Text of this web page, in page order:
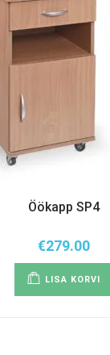
Öökapp SP4
€279.00
LISA KORVI